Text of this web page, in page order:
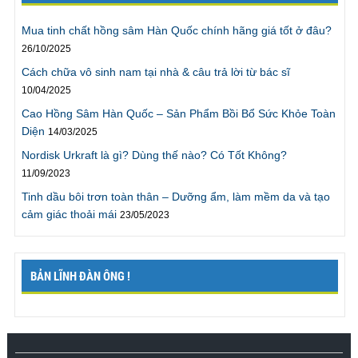
nghĩ mình có thể nói chuyện này, nhưng bởi vì
chương trình không phải gặp trực tiếp, và tôi đằng
nào cũng dùng tên giả, nên tôi mới có thể nói ra điều
Trần Linh ., TPHCM
“Tôi đãkéo dài thời gian quan hệ
đây, sự thực thật tuyệt vời, rất cảm ơn chương trình”
“Tôi rất cảm ơn vì hiện giờ tôi đã có thể kéo dài thời
gặp khó khăn gì. Giờ chúng tôi có thể có thời gian để
thử nhiều tư thế khác mà không cần phải vội vàng
thể dục nhiều hơn. Rất cảm ơn chương trình.”
Mr. Cương., Bắc Giang
Mua tinh chất hồng sâm Hàn Quốc chính hãng giá tốt ở đâu?
26/10/2025
Cách chữa vô sinh nam tại nhà & câu trả lời từ bác sĩ
10/04/2025
Cao Hồng Sâm Hàn Quốc – Sản Phẩm Bồi Bổ Sức Khỏe Toàn
Diện 14/03/2025
Nordisk Urkraft là gì? Dùng thế nào? Có Tốt Không?
11/09/2023
Tinh dầu bôi trơn toàn thân – Dưỡng ẩm, làm mềm da và tạo
cảm giác thoải mái 23/05/2023
BẢN LĨNH ĐÀN ÔNG !